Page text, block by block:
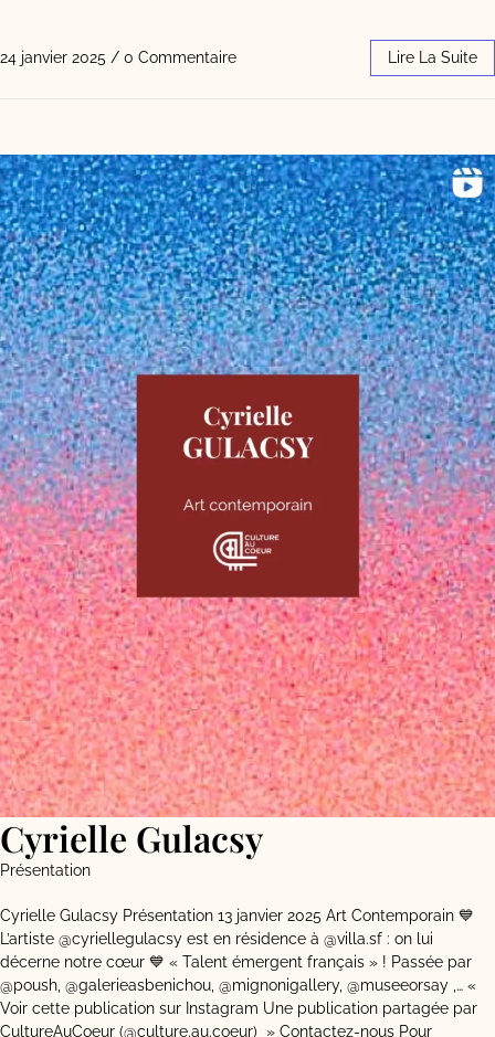
24 janvier 2025 / 0 Commentaire Lire La Suite
Cyrielle Gulacsy
Présentation
Cyrielle Gulacsy Présentation 13 janvier 2025 Art Contemporain 💙
L’artiste @cyriellegulacsy est en résidence à @villa.sf : on lui
décerne notre cœur 💙 « Talent émergent français » ! Passée par
@poush, @galerieasbenichou, @mignonigallery, @museeorsay ,… «
Voir cette publication sur Instagram Une publication partagée par
CultureAuCoeur (@culture.au.coeur) » Contactez-nous Pour